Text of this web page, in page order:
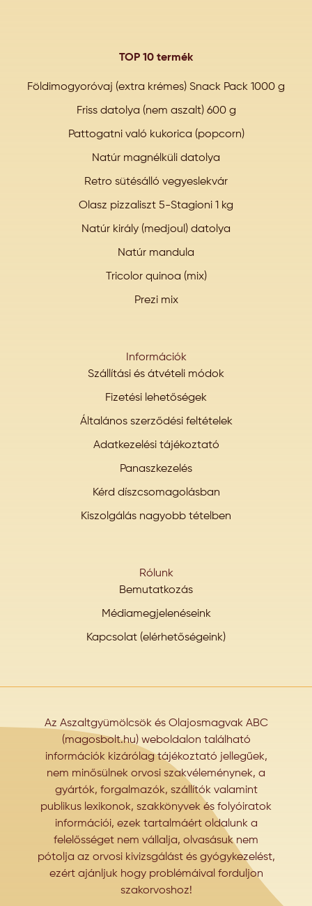
TOP 10 termék
Földimogyoróvaj (extra krémes) Snack Pack 1000 g
Friss datolya (nem aszalt) 600 g
Pattogatni való kukorica (popcorn)
Natúr magnélküli datolya
Retro sütésálló vegyeslekvár
Olasz pizzaliszt 5-Stagioni 1 kg
Natúr király (medjoul) datolya
Natúr mandula
Tricolor quinoa (mix)
Prezi mix
Információk
Szállítási és átvételi módok
Fizetési lehetőségek
Általános szerződési feltételek
Adatkezelési tájékoztató
Panaszkezelés
Kérd díszcsomagolásban
Kiszolgálás nagyobb tételben
Rólunk
Bemutatkozás
Médiamegjelenéseink
Kapcsolat (elérhetőségeink)
Az Aszaltgyümölcsök és Olajosmagvak ABC
(magosbolt.hu) weboldalon található
információk kizárólag tájékoztató jellegűek,
nem minősülnek orvosi szakvéleménynek, a
gyártók, forgalmazók, szállítók valamint
publikus lexikonok, szakkönyvek és folyóiratok
információi, ezek tartalmáért oldalunk a
felelősséget nem vállalja, olvasásuk nem
pótolja az orvosi kivizsgálást és gyógykezelést,
ezért ajánljuk hogy problémáival forduljon
szakorvoshoz!